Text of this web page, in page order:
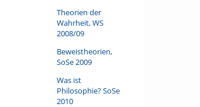
Theorien der
Wahrheit, WS
2008/09
Beweistheorien,
SoSe 2009
Was ist
Philosophie? SoSe
2010